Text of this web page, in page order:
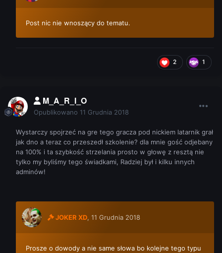
Post nic nie wnoszący do tematu.
2 1
M_A_R_I_O
Opublikowano 11 Grudnia 2018
Wystarczy spojrzeć na gre tego gracza pod nickiem latarnik grał
jak dno a teraz co przeszedł szkolenie? dla mnie gość odjebany
na 100% i ta szybkość strzelania prosto w głowę z resztą nie
tylko my byliśmy tego świadkami, Radziej był i kilku innych
adminów!
JOKER XD, 11 Grudnia 2018
Prosze o dowody a nie same słowa bo kolejne tego typu